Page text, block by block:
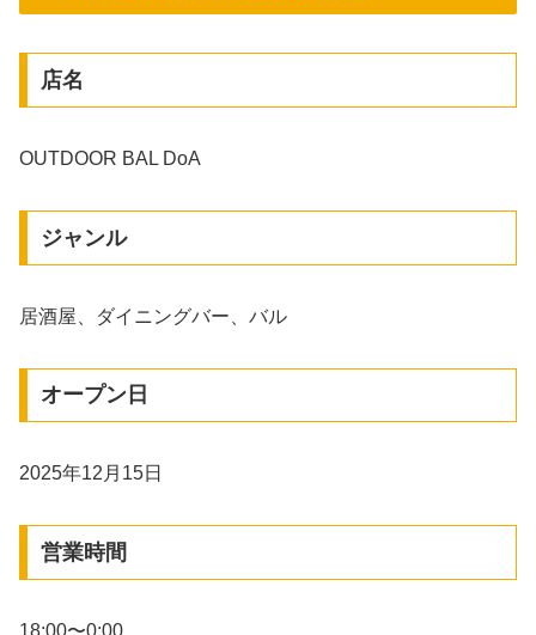
店名
OUTDOOR BAL DoA
ジャンル
居酒屋、ダイニングバー、バル
オープン日
2025年12月15日
営業時間
18:00〜0:00